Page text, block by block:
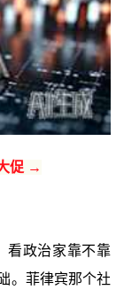
促 →
看政治家靠不靠
。菲律宾那个社